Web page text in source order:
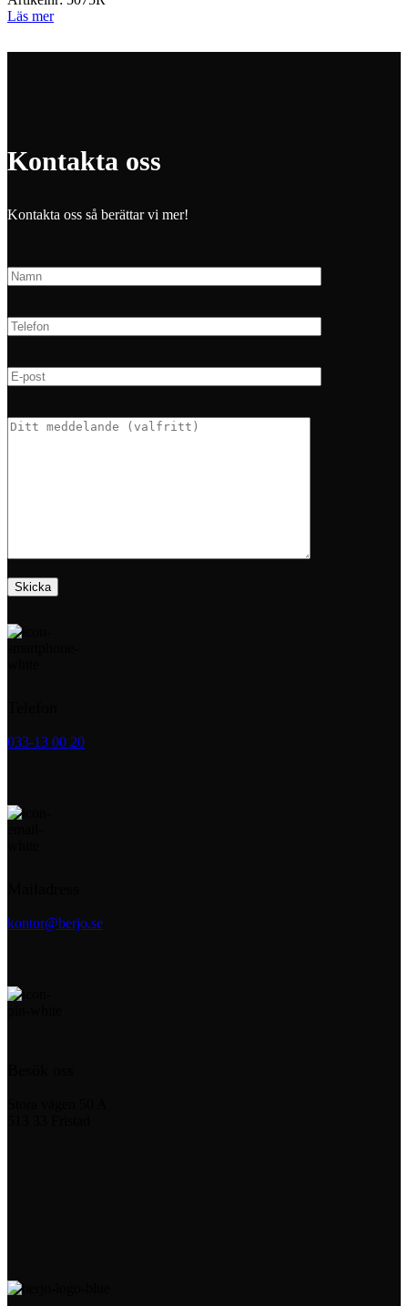
Läs mer
Kontakta oss
Kontakta oss så berättar vi mer!
033-13 00 20
kontor@berjo.se